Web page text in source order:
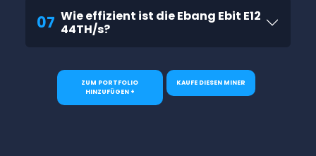
07 Wie effizient ist die Ebang Ebit E12
44TH/s?
ZUM PORTFOLIO
HINZUFÜGEN +
KAUFE DIESEN MINER